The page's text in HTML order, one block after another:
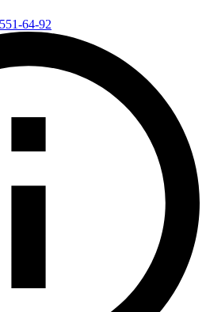
64-92